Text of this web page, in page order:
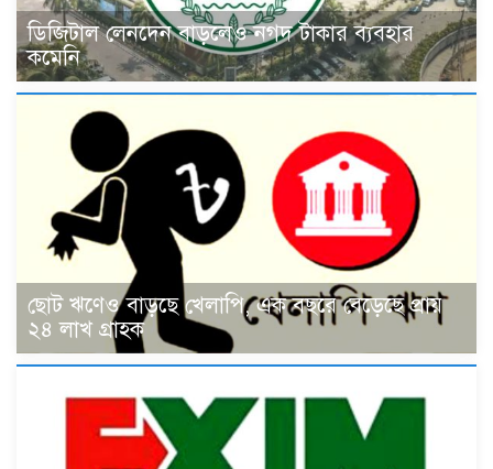
ডিজিটাল লেনদেন বাড়লেও নগদ টাকার ব্যবহার
কমেনি
ছোট ঋণেও বাড়ছে খেলাপি, এক বছরে বেড়েছে প্রায়
২৪ লাখ গ্রাহক